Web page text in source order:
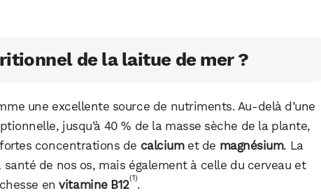
de la laitue de mer ?
une excellente source de nutriments. Au-delà d’une
jusqu’à 40 % de la masse sèche de la plante,
concentrations de calciumet de magnésium. La
de nos os, mais également à celle du cerveau et
envitamine B12(1).
WhatsApp Telegram Email